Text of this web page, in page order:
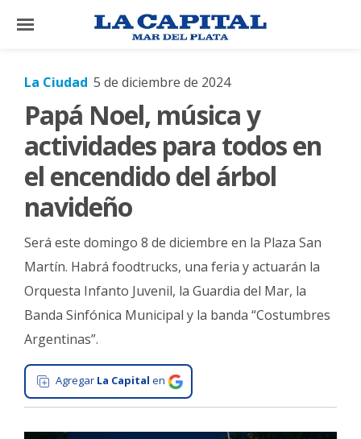
×
El
Mundo
La
Cultura
Tecnología
Gastronomía
Salud
Interés
General
La
La Ciudad 5 de diciembre de 2024
Papá Noel, música y
actividades para todos en
el encendido del árbol
navideño
Será este domingo 8 de diciembre en la Plaza San
Martín. Habrá foodtrucks, una feria y actuarán la
Orquesta Infanto Juvenil, la Guardia del Mar, la
Banda Sinfónica Municipal y la banda “Costumbres
Argentinas”.
Agregar La Capital en